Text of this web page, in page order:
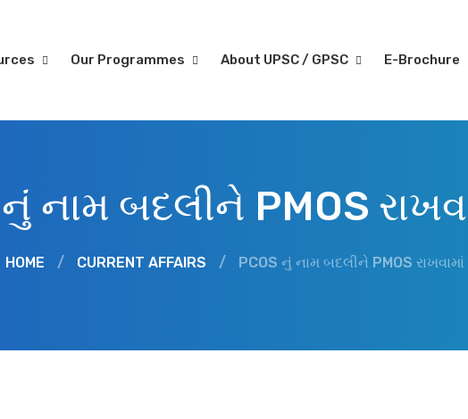
Our Programmes About UPSC / GPSC E-Brochure
નું નામ બદલીને PMOS
HOME / CURRENT AFFAIRS / PCOS નું નામ બદલીને PMOS